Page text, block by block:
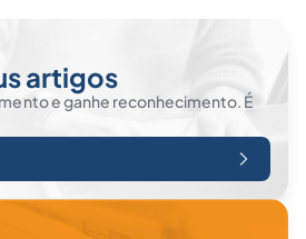
artigos
e ganhe reconhecimento. É